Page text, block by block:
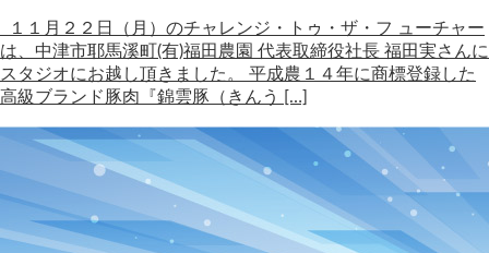
１１月２２日（月）のチャレンジ・トゥ・ザ・フ ューチャー
は、中津市耶馬溪町(有)福田農園 代表取締役社長 福田実さんに
スタジオにお越し頂きました。 平成農１４年に商標登録した
高級ブランド豚肉『錦雲豚（きんう […]